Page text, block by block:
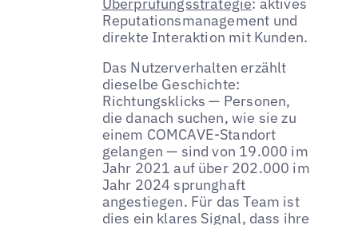
Reputationsmanagement und
direkte Interaktion mit Kunden.
Das Nutzerverhalten erzählt
dieselbe Geschichte:
Richtungsklicks — Personen,
die danach suchen, wie sie zu
einem COMCAVE-Standort
gelangen — sind von 19.000 im
Jahr 2021 auf über 202.000 im
Jahr 2024 sprunghaft
angestiegen. Für das Team ist
dies ein klares Signal, dass ihre